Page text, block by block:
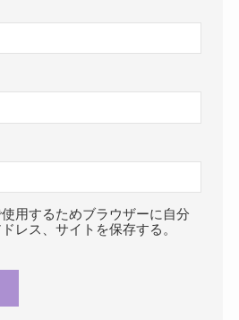
用するためブラウザーに自分
レス、サイトを保存する。